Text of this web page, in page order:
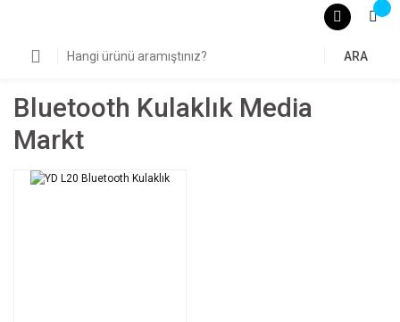
ARA
Bluetooth Kulaklık Media
Markt